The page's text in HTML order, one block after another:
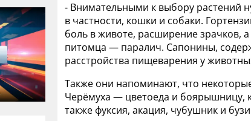
- Внимательными к выбору растений
в частности, кошки и собаки.
боль в животе, расширение зрачков,
питомца — паралич. Сапонины,
расстройства пищеварения у
Также они напоминают, что
Черёмуха — цветоеда и боярышницу,
также фуксия, акация, чубушник и